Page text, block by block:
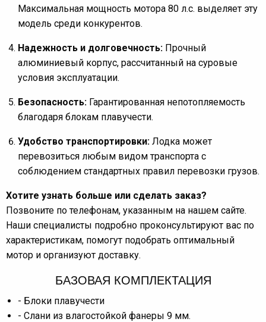
Максимальная мощность мотора 80 л.с. выделяет эту
модель среди конкурентов.
Надежность и долговечность: Прочный
алюминиевый корпус, рассчитанный на суровые
условия эксплуатации.
Безопасность: Гарантированная непотопляемость
благодаря блокам плавучести.
Удобство транспортировки: Лодка может
перевозиться любым видом транспорта с
соблюдением стандартных правил перевозки грузов.
Хотите узнать больше или сделать заказ?
Позвоните по телефонам, указанным на нашем сайте.
Наши специалисты подробно проконсультируют вас по
характеристикам, помогут подобрать оптимальный
мотор и организуют доставку.
БАЗОВАЯ КОМПЛЕКТАЦИЯ
- Блоки плавучести
- Слани из влагостойкой фанеры 9 мм.